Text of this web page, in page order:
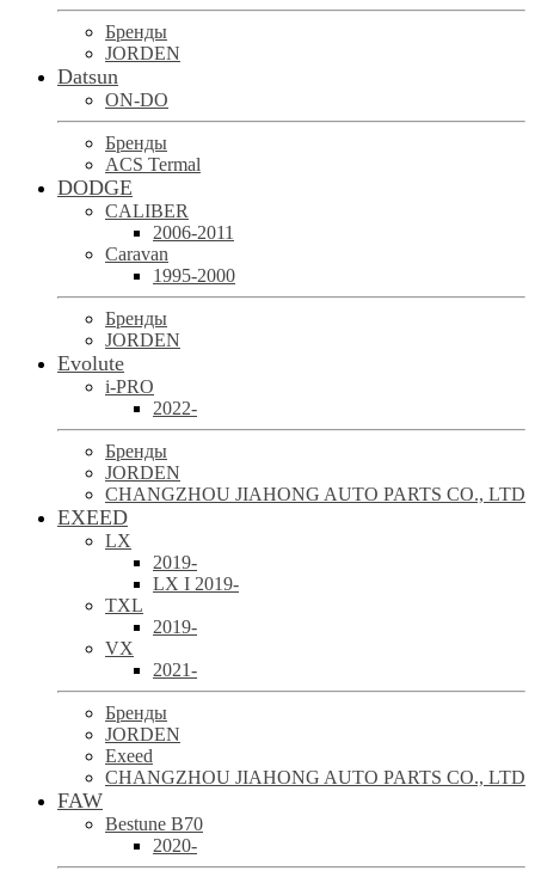
Бренды
JORDEN
Datsun
ON-DO
Бренды
ACS Termal
DODGE
CALIBER
2006-2011
Caravan
1995-2000
Бренды
JORDEN
Evolute
i-PRO
2022-
Бренды
JORDEN
CHANGZHOU JIAHONG AUTO PARTS CO., LTD
EXEED
LX
2019-
LX I 2019-
TXL
2019-
VX
2021-
Бренды
JORDEN
Exeed
CHANGZHOU JIAHONG AUTO PARTS CO., LTD
FAW
Bestune B70
2020-